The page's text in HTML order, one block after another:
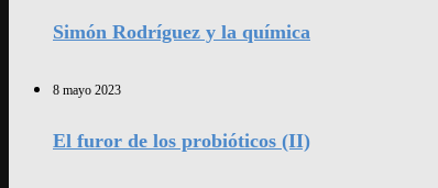
Simón Rodríguez y la química
8 mayo 2023
El furor de los probióticos (II)